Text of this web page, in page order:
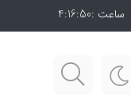
ساعت :4:16:50